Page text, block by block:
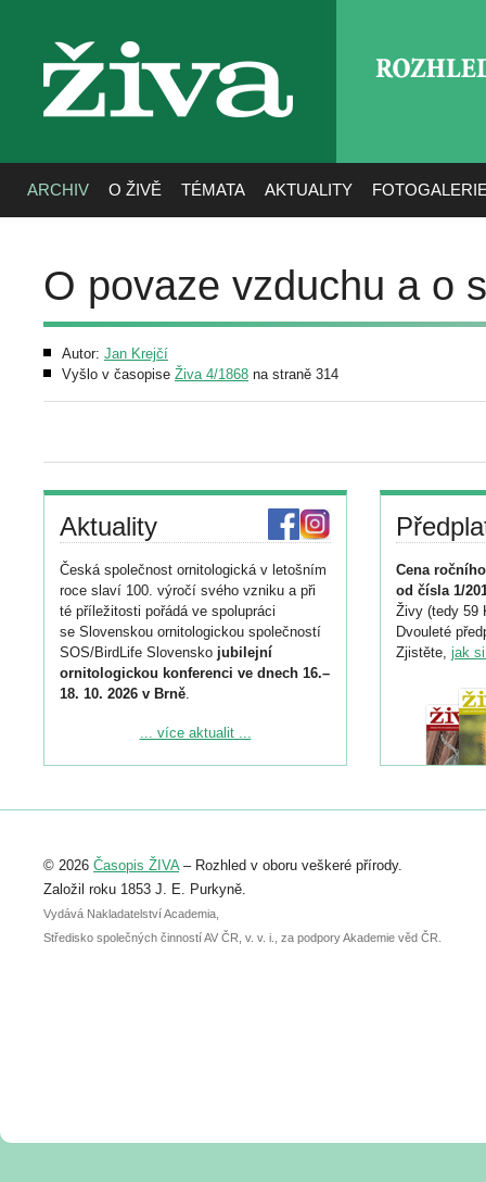
živa
ARCHIV O ŽIVĚ TÉMATA AKTUALITY
O povaze vzduchu a o
Autor: Jan Krejčí
Vyšlo v časopise Živa 4/1868 na straně 314
Aktuality
Česká společnost ornitologická v letošním
roce slaví 100. výročí svého vzniku a při
té příležitosti pořádá ve spolupráci
se Slovenskou ornitologickou společností
SOS/BirdLife Slovensko jubilejní
ornitologickou konferenci ve dnech 16.–
18. 10. 2026 v Brně.
Podrobnější informace ke konferenci
Registrovat se můžete do 6. září.
abstraktu přihlášené přednášky nebo
posteru je už 30. června.
... více aktualit ...
Cena
od čísla 1/
Živy (tedy 59
Dvouleté
Zjistěte, jak
© 2026 Časopis ŽIVA– Rozhled v oboru veškeré přírody.
Založil roku 1853 J. E. Purkyně.
Vydává Nakladatelství Academia,
Středisko společných činností AV ČR, v. v. i., za podpory Akademie věd ČR.